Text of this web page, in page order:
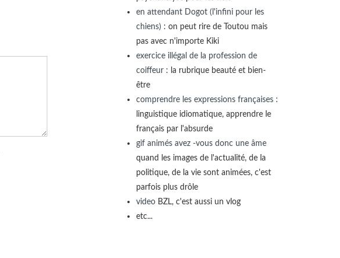
en attendant Dogot (l'infini pour les
chiens) : on peut rire de Toutou mais
pas avec n'importe Kiki
exercice illégal de la profession de
coiffeur : la rubrique beauté et bien-
être
comprendre les expressions françaises :
linguistique idiomatique, apprendre le
français par l'absurde
gif animés avez -vous donc une âme
quand les images de l'actualité, de la
politique, de la vie sont animées, c'est
parfois plus drôle
video BZL, c'est aussi un vlog
etc...